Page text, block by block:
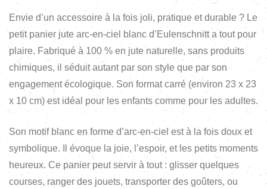
Envie d’un accessoire à la fois joli, pratique et durable ? Le
petit panier jute arc-en-ciel blanc d’Eulenschnitt a tout pour
plaire. Fabriqué à 100 % en jute naturelle, sans produits
chimiques, il séduit autant par son style que par son
engagement écologique. Son format carré (environ 23 x 23
x 10 cm) est idéal pour les enfants comme pour les adultes.
Son motif blanc en forme d’arc-en-ciel est à la fois doux et
symbolique. Il évoque la joie, l’espoir, et les petits moments
heureux. Ce panier peut servir à tout : glisser quelques
courses, ranger des jouets, transporter des goûters, ou